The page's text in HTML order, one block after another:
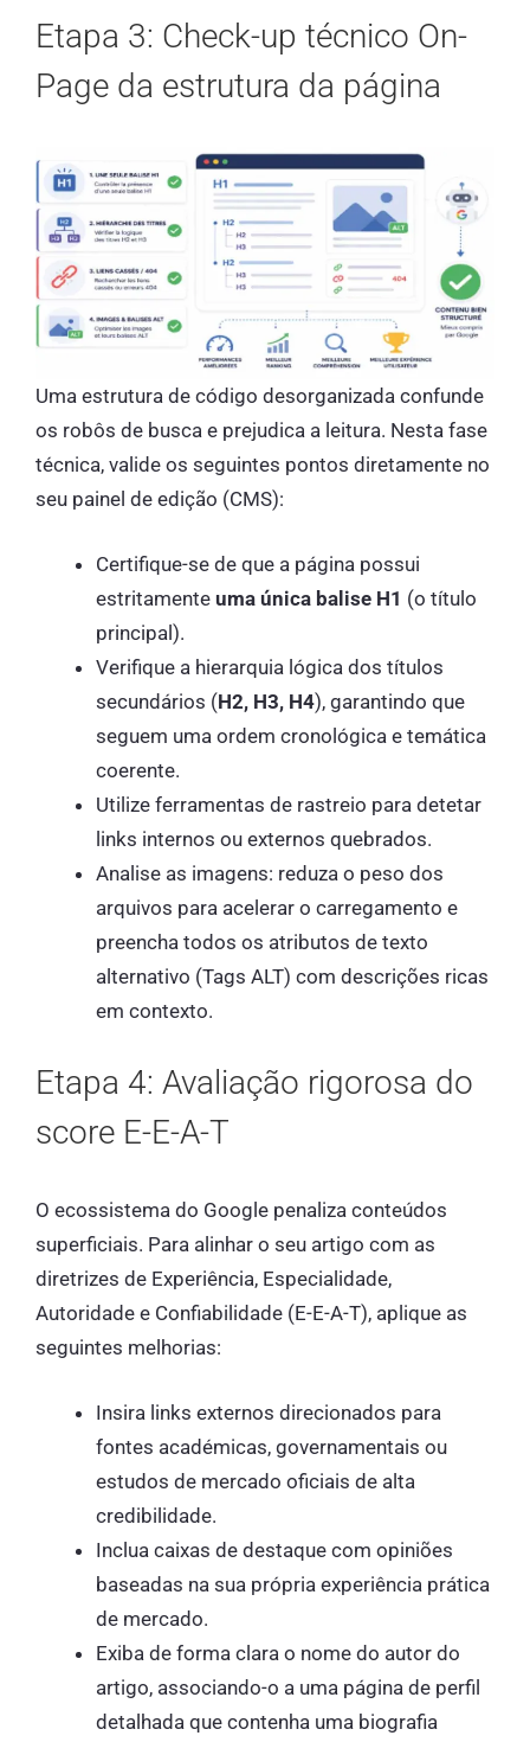
Etapa 3: Check-up técnico On-
Page da estrutura da página
Uma estrutura de código desorganizada confunde
os robôs de busca e prejudica a leitura. Nesta fase
técnica, valide os seguintes pontos diretamente no
seu painel de edição (CMS):
Certifique-se de que a página possui
estritamente uma única balise H1 (o título
principal).
Verifique a hierarquia lógica dos títulos
secundários (H2, H3, H4), garantindo que
seguem uma ordem cronológica e temática
coerente.
Utilize ferramentas de rastreio para detetar
links internos ou externos quebrados.
Analise as imagens: reduza o peso dos
arquivos para acelerar o carregamento e
preencha todos os atributos de texto
alternativo (Tags ALT) com descrições ricas
em contexto.
Etapa 4: Avaliação rigorosa do
score E-E-A-T
O ecossistema do Google penaliza conteúdos
superficiais. Para alinhar o seu artigo com as
diretrizes de Experiência, Especialidade,
Autoridade e Confiabilidade (E-E-A-T), aplique as
seguintes melhorias:
Insira links externos direcionados para
fontes académicas, governamentais ou
estudos de mercado oficiais de alta
credibilidade.
Inclua caixas de destaque com opiniões
baseadas na sua própria experiência prática
de mercado.
Exiba de forma clara o nome do autor do
artigo, associando-o a uma página de perfil
detalhada que contenha uma biografia